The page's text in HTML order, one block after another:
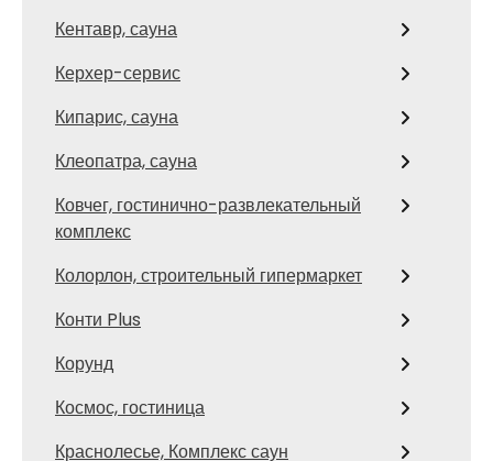
Кентавр, сауна
Керхер-сервис
Кипарис, сауна
Клеопатра, сауна
Ковчег, гостинично-развлекательный
комплекс
Колорлон, строительный гипермаркет
Конти Plus
Корунд
Космос, гостиница
Краснолесье, Комплекс саун